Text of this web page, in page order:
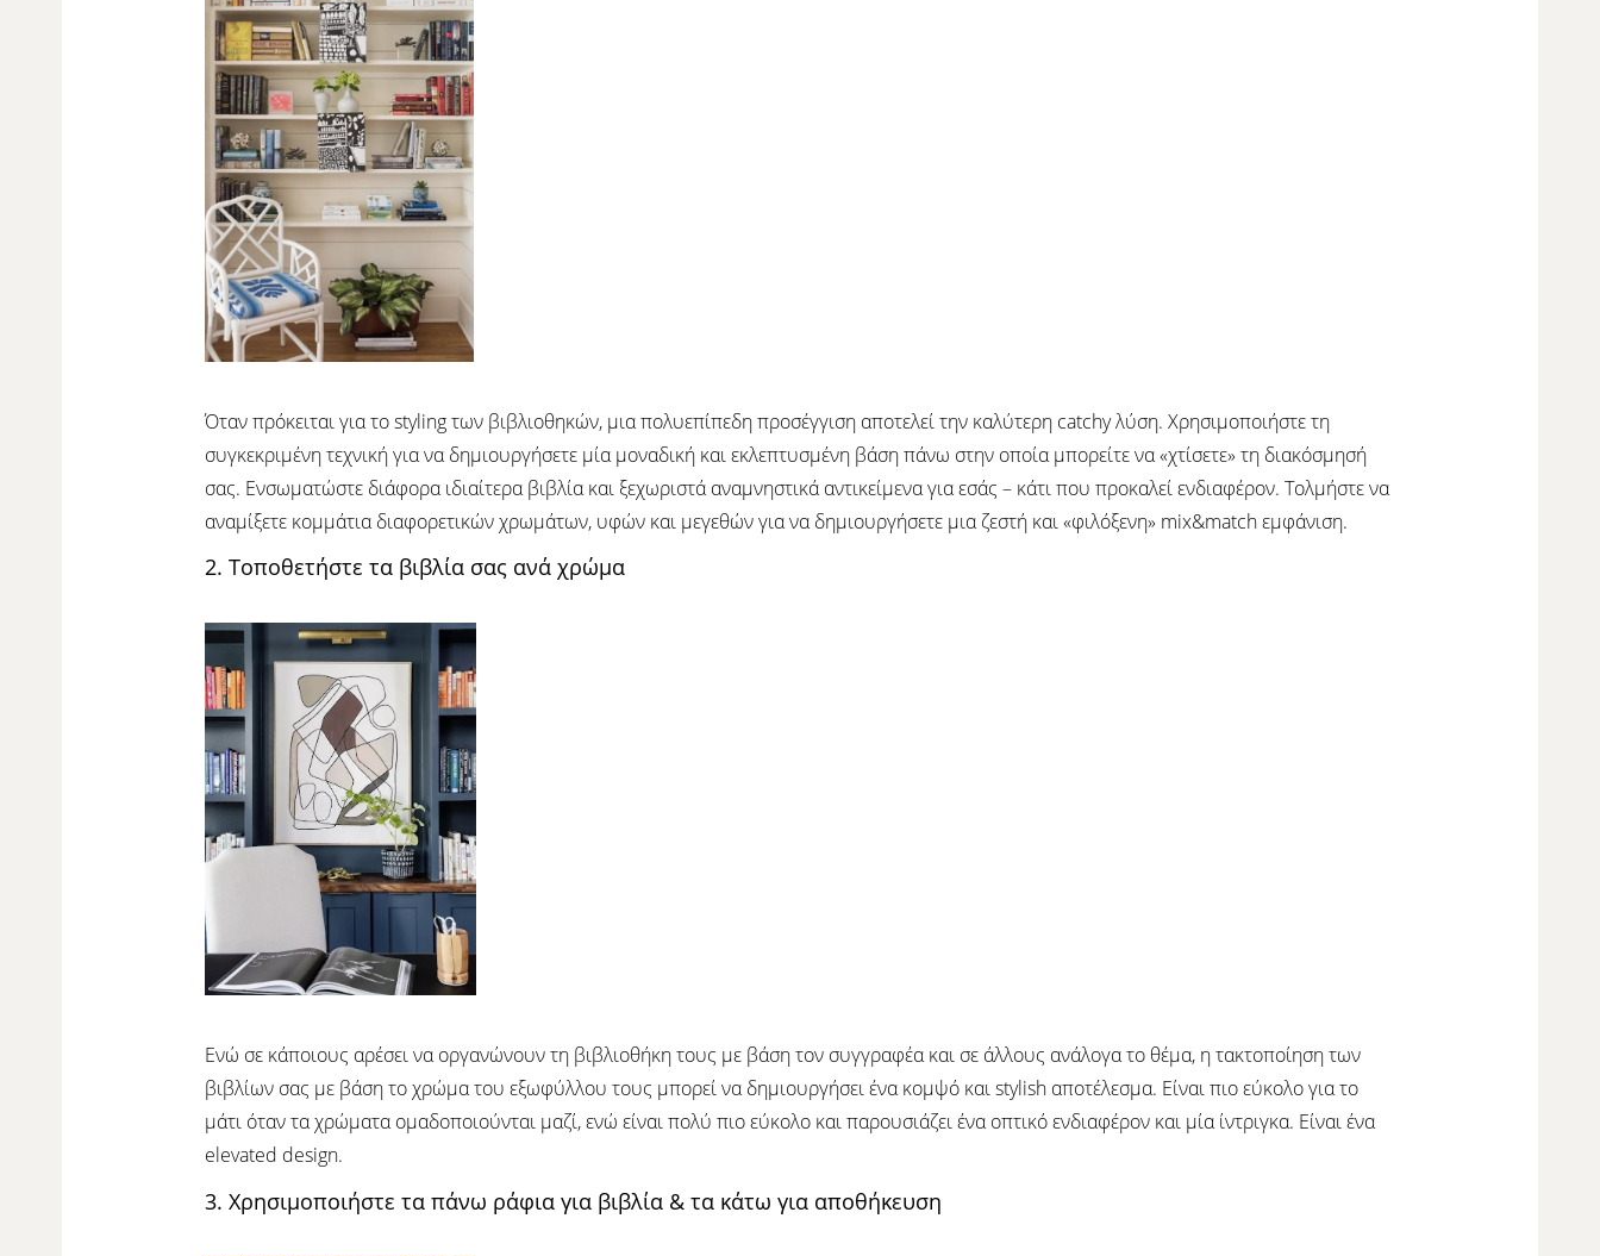
Όταν πρόκειται για το styling των βιβλιοθηκών, μια πολυεπίπεδη προσέγγιση αποτελεί την καλύτερη catchy λύση. Χρησιμοποιήστε τη
συγκεκριμένη τεχνική για να δημιουργήσετε μία μοναδική και εκλεπτυσμένη βάση πάνω στην οποία μπορείτε να «χτίσετε» τη διακόσμησή
σας. Ενσωματώστε διάφορα ιδιαίτερα βιβλία και ξεχωριστά αναμνηστικά αντικείμενα για εσάς – κάτι που προκαλεί ενδιαφέρον. Τολμήστε να
αναμίξετε κομμάτια διαφορετικών χρωμάτων, υφών και μεγεθών για να δημιουργήσετε μια ζεστή και «φιλόξενη» mix&match εμφάνιση.
2. Τοποθετήστε τα βιβλία σας ανά χρώμα
Ενώ σε κάποιους αρέσει να οργανώνουν τη βιβλιοθήκη τους με βάση τον συγγραφέα και σε άλλους ανάλογα το θέμα, η τακτοποίηση των
βιβλίων σας με βάση το χρώμα του εξωφύλλου τους μπορεί να δημιουργήσει ένα κομψό και stylish αποτέλεσμα. Είναι πιο εύκολο για το
μάτι όταν τα χρώματα ομαδοποιούνται μαζί, ενώ είναι πολύ πιο εύκολο και παρουσιάζει ένα οπτικό ενδιαφέρον και μία ίντριγκα. Είναι ένα
elevated design.
3. Χρησιμοποιήστε τα πάνω ράφια για βιβλία & τα κάτω για αποθήκευση